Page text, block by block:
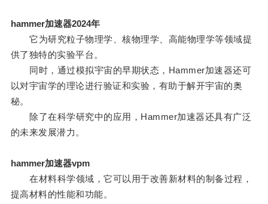
hammer加速器2024年
它为研究粒子物理学、核物理学、高能物理学等领域提
供了独特的实验平台。
同时，通过模拟宇宙的早期状态，Hammer加速器还可
以对宇宙学的理论进行验证和实验，有助于解开宇宙的奥
秘。
除了在科学研究中的应用，Hammer加速器还具有广泛
的未来发展潜力。
hammer加速器vpm
在材料科学领域，它可以用于改善新材料的制备过程，
提高材料的性能和功能。